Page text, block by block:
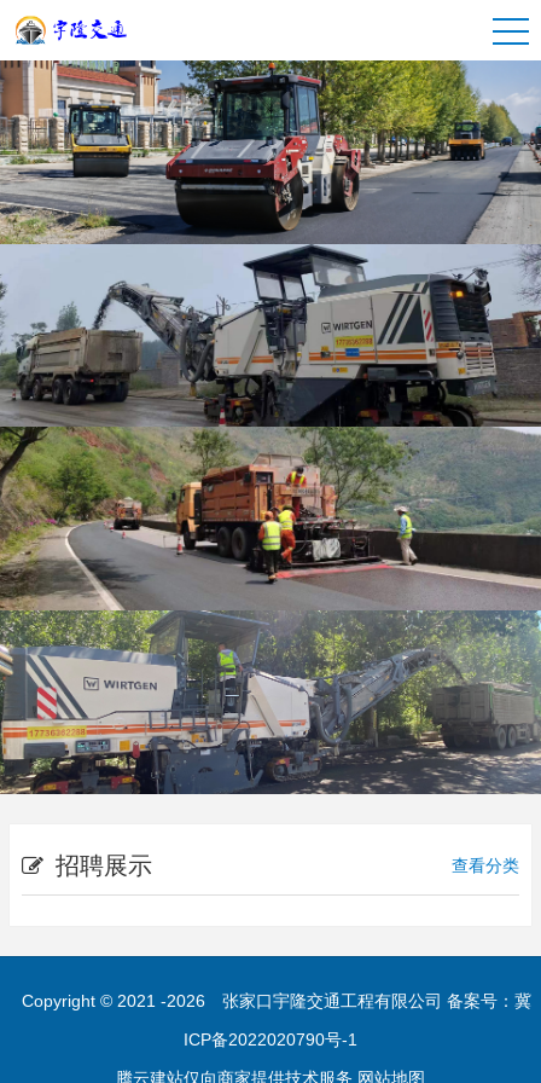
招聘展示 查看分类
Copyright © 2021 -2026 张家口宇隆交通工程有限公司 备案号： 冀
ICP备2022020790号-1
腾云建站仅向商家提供技术服务 网站地图